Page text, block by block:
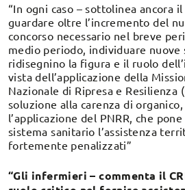
“In ogni caso – sottolinea ancora
guardare oltre l’incremento del
concorso necessario nel breve
medio periodo, individuare nuove
ridisegnino la figura e il ruolo
vista dell’applicazione della
Nazionale di Ripresa e Resilienza
soluzione alla carenza di organico,
l’applicazione del PNRR, che
sistema sanitario l’assistenza
fortemente penalizzati”
“Gli infermieri – commenta il